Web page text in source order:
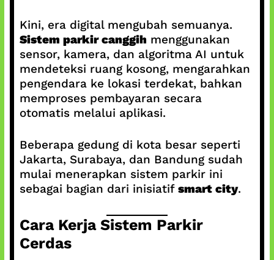
Kini, era digital mengubah semuanya.
Sistem parkir canggih menggunakan
sensor, kamera, dan algoritma AI untuk
mendeteksi ruang kosong, mengarahkan
pengendara ke lokasi terdekat, bahkan
memproses pembayaran secara
otomatis melalui aplikasi.
Beberapa gedung di kota besar seperti
Jakarta, Surabaya, dan Bandung sudah
mulai menerapkan sistem parkir ini
sebagai bagian dari inisiatif smart city.
Cara Kerja Sistem Parkir
Cerdas